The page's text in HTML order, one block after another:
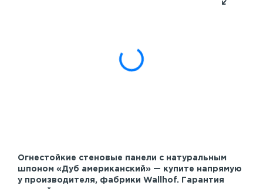
Каталог
Огнестойкие стеновые панели с натуральным
шпоном «Дуб американский» — купите напрямую
у производителя, фабрики Wallhof. Гарантия